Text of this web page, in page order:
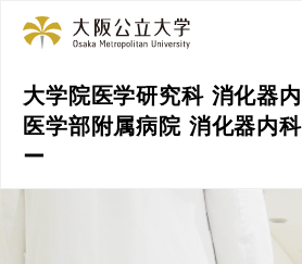
大学院医学研究科 消化器
医学部附属病院 消化器内
ー